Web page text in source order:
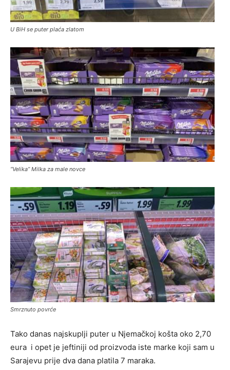
U BiH se puter plaća zlatom
“Velika” Milka za male novce
Smrznuto povrće
Tako danas najskuplji puter u Njemačkoj košta oko 2,70
eura i opet je jeftiniji od proizvoda iste marke koji sam u
Sarajevu prije dva dana platila 7 maraka.